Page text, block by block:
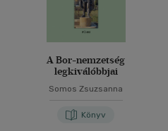
A Bor-nemzetség
legkiválóbbjai
Somos Zsuzsanna
Könyv